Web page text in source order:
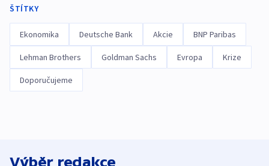
ŠTÍTKY
Ekonomika Deutsche Bank Akcie BNP Paribas
Lehman Brothers Goldman Sachs Evropa Krize
Doporučujeme
Výběr redakce